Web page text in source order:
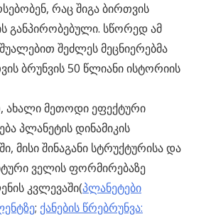
რაც შიგა ბირთვის
განპირობებული. სწორედ ამ
შეძლეს მეცნიერებმა
ბრუნვის 50 წლიანი ისტორიის
ახალი მეთოდი ეფექტური
პლანეტის დინამიკის
მისი შინაგანი სტრუქტურისა და
ველის ფორმირებაზე
კვლევაში(პლანეტები
; ქანების წრებრუნვა: